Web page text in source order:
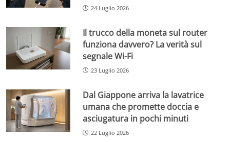
24 Luglio 2026
Il trucco della moneta sul router
funziona davvero? La verità sul
segnale Wi-Fi
23 Luglio 2026
Dal Giappone arriva la lavatrice
umana che promette doccia e
asciugatura in pochi minuti
22 Luglio 2026